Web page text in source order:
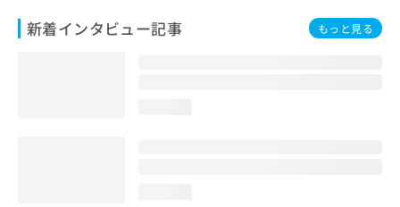
新着インタビュー記事 もっと見る